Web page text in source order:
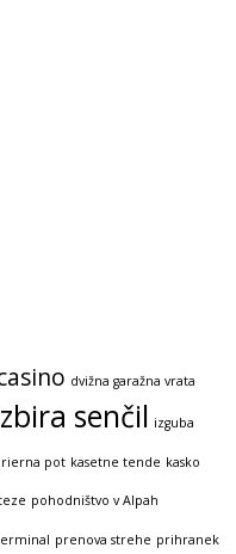
dvižna garažna vrata
senčil izguba
pot kasetne tende kasko
pohodništvo v Alpah
prenova strehe prihranek